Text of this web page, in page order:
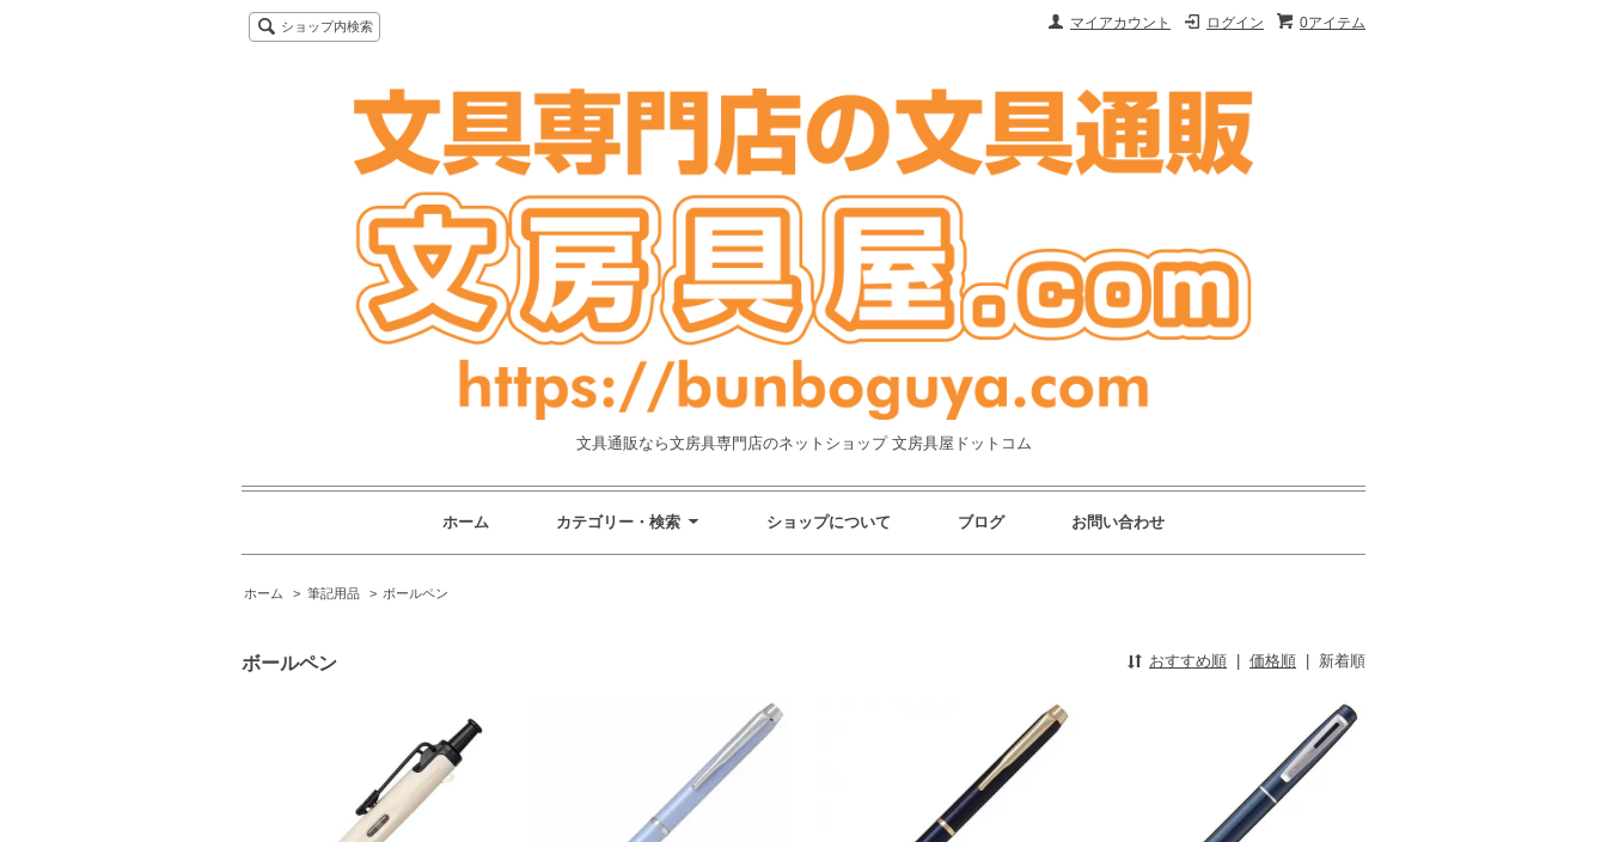
0アイテム
ログイン
マイアカウント
ショップ内検索
文具通販なら文房具専門店のネットショップ 文房具屋ドットコム
ホーム カテゴリー・検索 ショップについて ブログ お問い合わせ
ホーム > 筆記用品 > ボールペン
ボールペン おすすめ順 価格順 新着順